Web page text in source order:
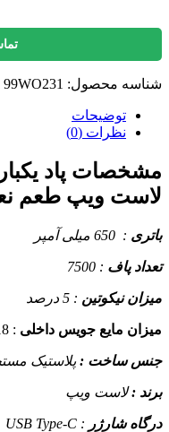
تماس بگیرید:
محصول:99WO231
توضیحات
نظرات (0)
ویپ طعم
: 650 میلی آمپر
پاف: 7500
نیکوتین: 5 درصد
مایع جویس داخلی : 18 میلی لیتر
ساخت :پلاستیک مستحکم
:لاست ویپ
شارژر: USB Type-C